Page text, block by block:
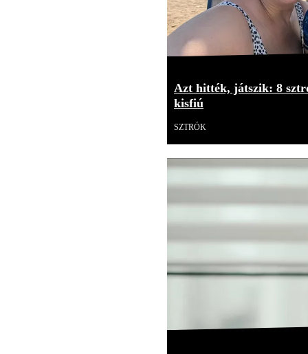
Azt hitték, játszik: 8
kisfiú
SZTRÓK